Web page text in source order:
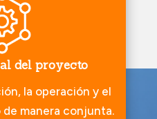
del proyecto
la operación y el
manera conjunta.